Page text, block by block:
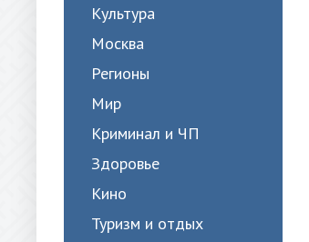
Культура
Москва
Регионы
Мир
Криминал и ЧП
Здоровье
Кино
Туризм и отдых